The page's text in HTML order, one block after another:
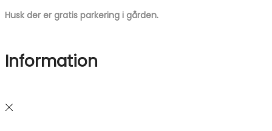
Husk der er gratis parkering i gården.
Information